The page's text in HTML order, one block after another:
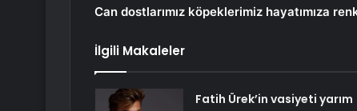
Can dostlarımız köpeklerimiz hayatımıza
İlgili Makaleler
Fatih Ürek’in vasiyeti yarım